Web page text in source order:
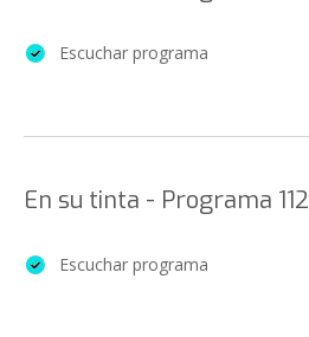
Escuchar programa
En su tinta - Programa 112
Escuchar programa